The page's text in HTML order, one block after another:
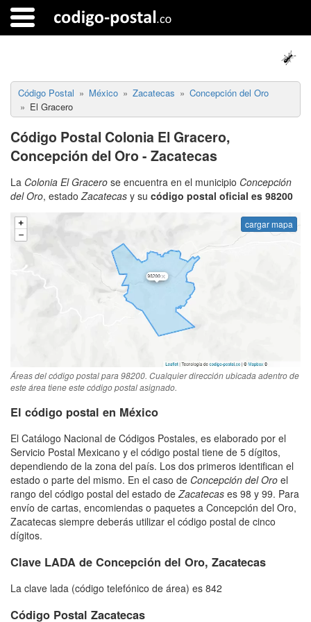
Código Postal México Zacatecas
Concepción del Oro
El Gracero
Código Postal Colonia El Gracero,
Concepción del Oro - Zacatecas
La Colonia El Gracero se encuentra en el municipio Concepción
del Oro, estado Zacatecas y su código postal oficial es 98200
cargar mapa
Áreas del código postal para 98200. Cualquier dirección ubicada adentro de
este área tiene este código postal asignado.
El código postal en México
El Catálogo Nacional de Códigos Postales, es elaborado por el
Servicio Postal Mexicano y el código postal tiene de 5 dígitos,
dependiendo de la zona del país. Los dos primeros identifican el
estado o parte del mismo. En el caso de Concepción del Oro el
rango del código postal del estado deZacatecas es 98 y 99. Para
envío de cartas, encomiendas o paquetes a Concepción del Oro,
Zacatecas siempre deberás utilizar el código postal de cinco
dígitos.
Clave LADA de Concepción del Oro, Zacatecas
La clave lada (código telefónico de área) es 842
Código Postal Zacatecas